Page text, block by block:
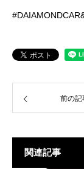
前の記
関連記事